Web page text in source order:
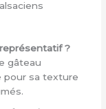
?
gâteau
pour sa texture